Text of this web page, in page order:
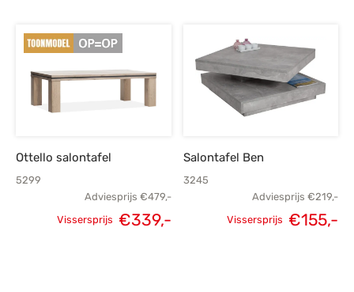
€449,-.
Ottello salontafel
5299
Adviesprijs €479,-
Vissersprijs €339,-
Salontafel Ben
3245
Adviesprijs €219,-
Vissersprijs €155,-